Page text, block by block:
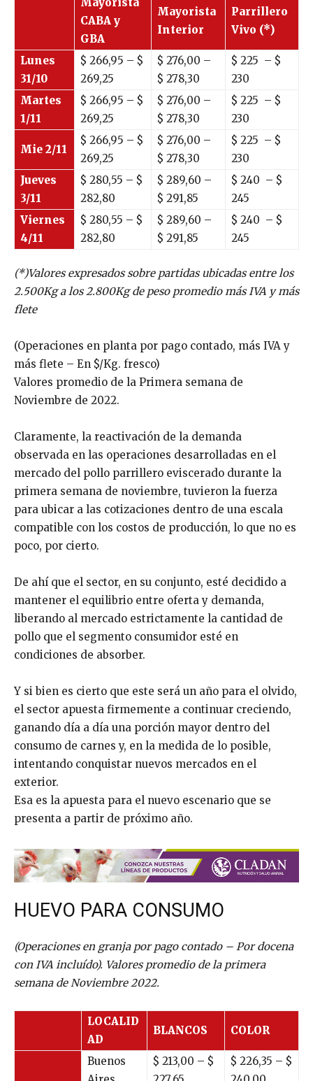
CABA y
GBA
Mayorista
Interior
Parrillero
Vivo (*)
Lunes
31/10
$ 266,95 – $
269,25
$ 276,00 –
$ 278,30
$ 225 – $
230
Martes
1/11
$ 266,95 – $
269,25
$ 276,00 –
$ 278,30
$ 225 – $
230
Mie 2/11
$ 266,95 – $
269,25
$ 276,00 –
$ 278,30
$ 225 – $
230
Jueves
3/11
$ 280,55 – $
282,80
$ 289,60 –
$ 291,85
$ 240 – $
245
Viernes
4/11
$ 280,55 – $
282,80
$ 289,60 –
$ 291,85
$ 240 – $
245
(*)Valores expresados sobre partidas ubicadas entre los
2.500Kg a los 2.800Kg de peso promedio más IVA y más
flete
(Operaciones en planta por pago contado, más IVA y
más flete – En $/Kg. fresco)
Valores promedio de la Primera semana de
Noviembre de 2022.
Claramente, la reactivación de la demanda
observada en las operaciones desarrolladas en el
mercado del pollo parrillero eviscerado durante la
primera semana de noviembre, tuvieron la fuerza
para ubicar a las cotizaciones dentro de una escala
compatible con los costos de producción, lo que no es
poco, por cierto.
De ahí que el sector, en su conjunto, esté decidido a
mantener el equilibrio entre oferta y demanda,
liberando al mercado estrictamente la cantidad de
pollo que el segmento consumidor esté en
condiciones de absorber.
Y si bien es cierto que este será un año para el olvido,
el sector apuesta firmemente a continuar creciendo,
ganando día a día una porción mayor dentro del
consumo de carnes y, en la medida de lo posible,
intentando conquistar nuevos mercados en el
exterior.
Esa es la apuesta para el nuevo escenario que se
presenta a partir de próximo año.
HUEVO PARA CONSUMO
(Operaciones en granja por pago contado – Por docena
con IVA incluído). Valores promedio de la primera
semana de Noviembre 2022.
LOCALID
AD
BLANCOS COLOR
Buenos
$ 213,00 – $
$ 226,35 – $